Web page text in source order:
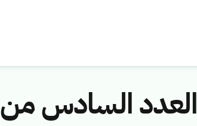
العدد السادس من